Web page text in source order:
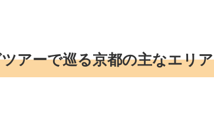
アーで巡る京都の主なエリア